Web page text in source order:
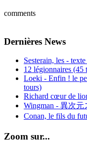
comments
Dernières News
Sesterain, les -
12 légionnaires (45
Loeki - Enfin ! le
tours)
Richard cœur de
Wingman - 異次
Conan, le fils du
Zoom sur...